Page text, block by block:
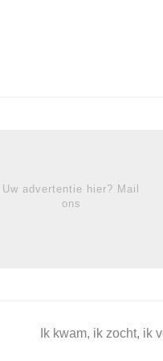
Uw advertentie hier? Mail
ons
Ik kwam, ik zocht, ik